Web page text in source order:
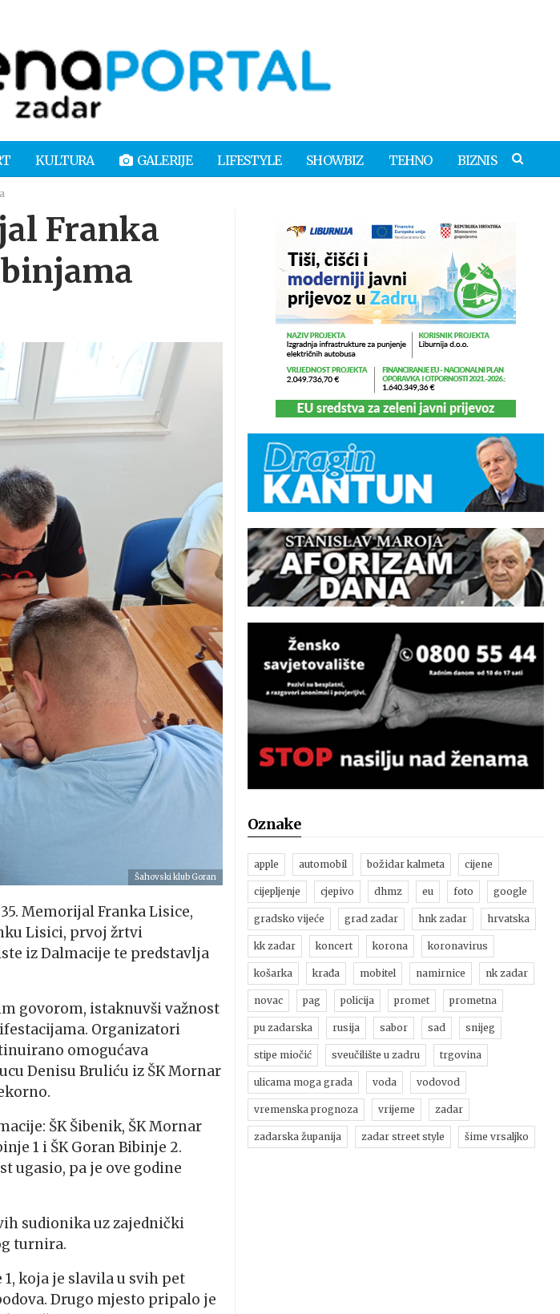
KULTURA GALERIJE LIFESTYLE SHOWBIZ TEHNO BIZNIS
Franka
Šahovski klub Goran
Memorijal Franka Lisice,
Lisici, prvoj žrtvi
iz Dalmacije te predstavlja
govorom, istaknuvši važnost
Organizatori
omogućava
Denisu Bruliću iz ŠK Mornar
ŠK Šibenik, ŠK Mornar
1 i ŠK Goran Bibinje 2.
ugasio, pa je ove godine
sudionika uz zajednički
turnira.
koja je slavila u svih pet
Drugo mjesto pripalo je
Oznake
apple automobil božidar kalmeta cijene
cijepljenje cjepivo dhmz eu foto google
gradsko vijeće grad zadar hnk zadar hrvatska
kk zadar koncert korona koronavirus
košarka krađa mobitel namirnice nk zadar
novac pag policija promet prometna
pu zadarska rusija sabor sad snijeg
stipe miočić sveučilište u zadru trgovina
ulicama moga grada voda vodovod
vremenska prognoza vrijeme zadar
zadarska županija zadar street style šime vrsaljko